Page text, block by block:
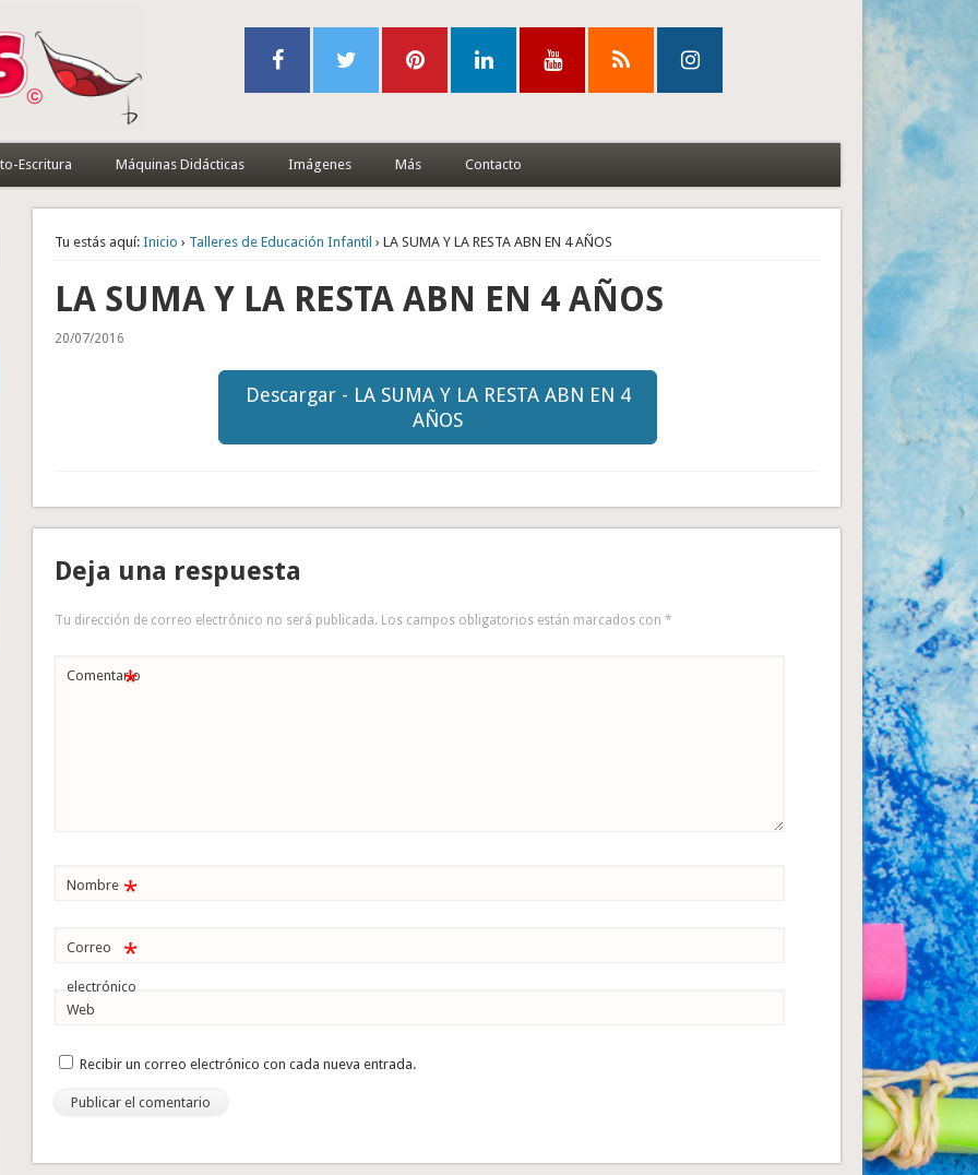
Escritura Máquinas Didácticas Imágenes Más Contacto
Tu estás aquí: Inicio › Talleres de Educación Infantil › LA SUMA Y LA RESTA ABN EN 4 AÑOS
LA SUMA Y LA RESTA ABN EN 4 AÑOS
20/07/2016
Descargar - LA SUMA Y LA RESTA ABN EN 4
AÑOS
Deja una respuesta
Tu dirección de correo electrónico no será publicada. Los campos obligatorios están marcados con*
Comentario
*
Nombre *
Correo
electrónico
*
Web
Recibir un correo electrónico con cada nueva entrada.